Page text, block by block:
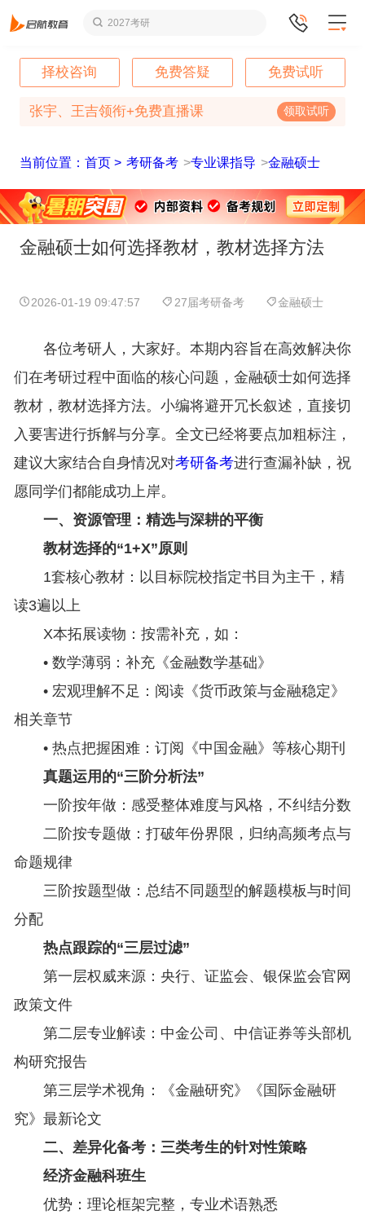
2027考研
择校咨询 免费答疑 免费试听
张宇、王吉领衔+免费直播课 领取试听
当前位置：首页 > 考研备考 >专业课指导 >金融硕士
金融硕士如何选择教材，教材选择方法
2026-01-19 09:47:57 27届考研备考 金融硕士
各位考研人，大家好。本期内容旨在高效解决你
们在考研过程中面临的核心问题，金融硕士如何选择
教材，教材选择方法。小编将避开冗长叙述，直接切
入要害进行拆解与分享。全文已经将要点加粗标注，
建议大家结合自身情况对考研备考进行查漏补缺，祝
愿同学们都能成功上岸。
一、资源管理：精选与深耕的平衡
教材选择的“1+X”原则
1套核心教材：以目标院校指定书目为主干，精
读3遍以上
X本拓展读物：按需补充，如：
• 数学薄弱：补充《金融数学基础》
• 宏观理解不足：阅读《货币政策与金融稳定》
相关章节
• 热点把握困难：订阅《中国金融》等核心期刊
真题运用的“三阶分析法”
一阶按年做：感受整体难度与风格，不纠结分数
二阶按专题做：打破年份界限，归纳高频考点与
命题规律
三阶按题型做：总结不同题型的解题模板与时间
分配
热点跟踪的“三层过滤”
第一层权威来源：央行、证监会、银保监会官网
政策文件
第二层专业解读：中金公司、中信证券等头部机
构研究报告
第三层学术视角：《金融研究》《国际金融研
究》最新论文
二、差异化备考：三类考生的针对性策略
经济金融科班生
优势：理论框架完整，专业术语熟悉